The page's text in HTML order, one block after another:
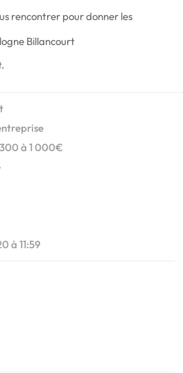
rencontrer pour donner les
Billancourt
à 1 000€
à 11:59